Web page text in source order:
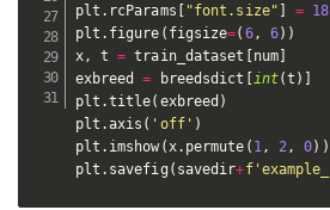
plt . rcParams "font.size" = 18
plt . figure ( figsize=( 6, 6) )
x, t = train_dataset num]
exbreed = breedsdict int(t )
plt .title( exbreed )
plt .axis ( 'off' )
plt . imshow (x. permute ( 1, 2, 0) )
plt . savefig ( savedir+f'example_